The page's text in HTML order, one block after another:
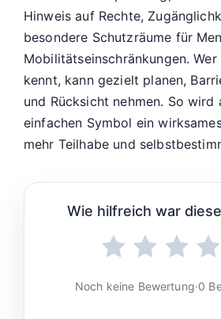
Hinweis auf Rechte,
besondere Schutzräume für
Mobilitätseinschränkungen. Wer
kennt, kann gezielt planen,
und Rücksicht nehmen. So wird
einfachen Symbol ein
mehr Teilhabe und
Wie hilfreich war
Noch keine Bewertung·0